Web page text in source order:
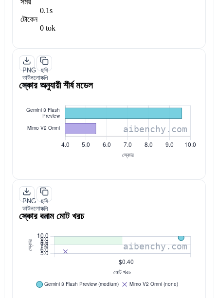
সময়
0.1s
টোকেন
0 tok
PNG
ডাউনলোড
করুন
ছবি
কপি
করুন
স্কোর অনুযায়ী শীর্ষ মডেল
PNG
ডাউনলোড
করুন
ছবি
কপি
করুন
স্কোর বনাম মোট খরচ